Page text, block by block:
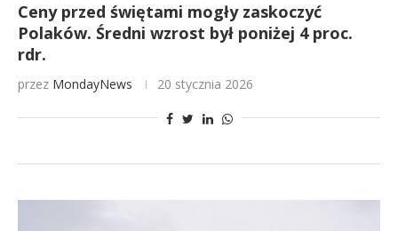
Ceny przed świętami mogły zaskoczyć
Polaków. Średni wzrost był poniżej 4 proc.
rdr.
przez MondayNews 20 stycznia 2026